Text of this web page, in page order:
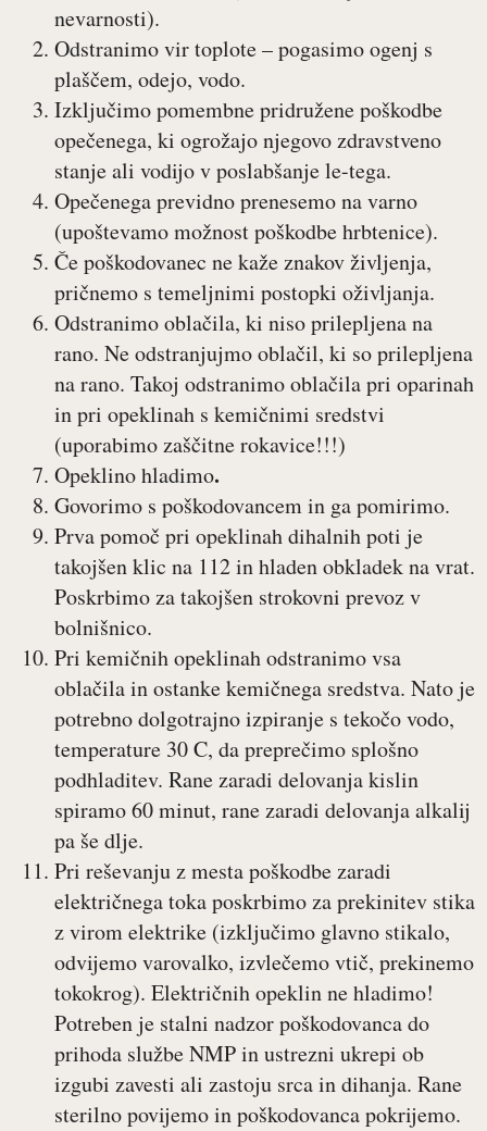
nevarnosti).
Odstranimo vir toplote – pogasimo ogenj s
plaščem, odejo, vodo.
Izključimo pomembne pridružene poškodbe
opečenega, ki ogrožajo njegovo zdravstveno
stanje ali vodijo v poslabšanje le-tega.
Opečenega previdno prenesemo na varno
(upoštevamo možnost poškodbe hrbtenice).
Če poškodovanec ne kaže znakov življenja,
pričnemo s temeljnimi postopki oživljanja.
Odstranimo oblačila, ki niso prilepljena na
rano. Ne odstranjujmo oblačil, ki so prilepljena
na rano. Takoj odstranimo oblačila pri oparinah
in pri opeklinah s kemičnimi sredstvi
(uporabimo zaščitne rokavice!!!)
Opeklino hladimo.
Govorimo s poškodovancem in ga pomirimo.
Prva pomoč pri opeklinah dihalnih poti je
takojšen klic na 112 in hladen obkladek na vrat.
Poskrbimo za takojšen strokovni prevoz v
bolnišnico.
Pri kemičnih opeklinah odstranimo vsa
oblačila in ostanke kemičnega sredstva. Nato je
potrebno dolgotrajno izpiranje s tekočo vodo,
temperature 30 C, da preprečimo splošno
podhladitev. Rane zaradi delovanja kislin
spiramo 60 minut, rane zaradi delovanja alkalij
pa še dlje.
Pri reševanju z mesta poškodbe zaradi
električnega toka poskrbimo za prekinitev stika
z virom elektrike (izključimo glavno stikalo,
odvijemo varovalko, izvlečemo vtič, prekinemo
tokokrog). Električnih opeklin ne hladimo!
Potreben je stalni nadzor poškodovanca do
prihoda službe NMP in ustrezni ukrepi ob
izgubi zavesti ali zastoju srca in dihanja. Rane
sterilno povijemo in poškodovanca pokrijemo.